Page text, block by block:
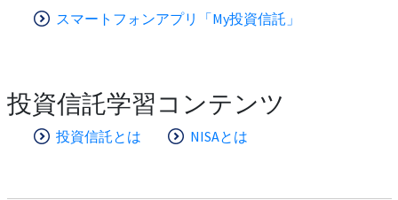
スマートフォンアプリ「My投資信託」
投資信託学習コンテンツ
投資信託とは NISAとは